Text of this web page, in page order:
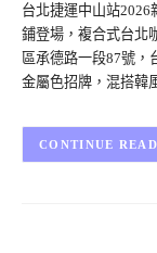
台北捷運中山站2026
鋪登場，複合式台北
區承德路一段87號，
金屬色招牌，混搭韓
CONTINUE